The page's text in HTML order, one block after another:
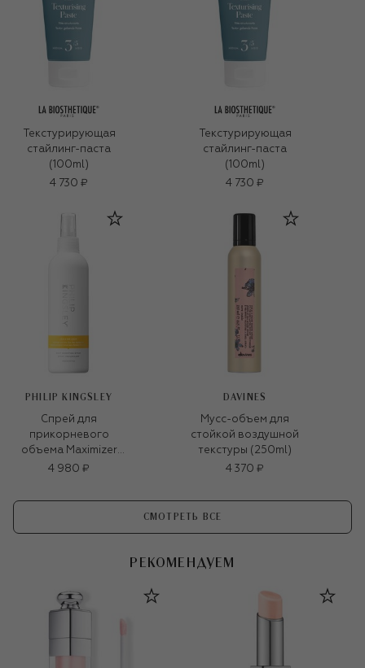
Текстурирующая
стайлинг-паста
(100ml)
4 730 ₽
Текстурирующая
стайлинг-паста
(100ml)
4 730 ₽
PHILIP KINGSLEY
Спрей для
прикорневого
объема Maximizer
(250ml)
4 980 ₽
DAVINES
Мусс-объем для
стойкой воздушной
текстуры (250ml)
4 370 ₽
СМОТРЕТЬ ВСЕ
РЕКОМЕНДУЕМ